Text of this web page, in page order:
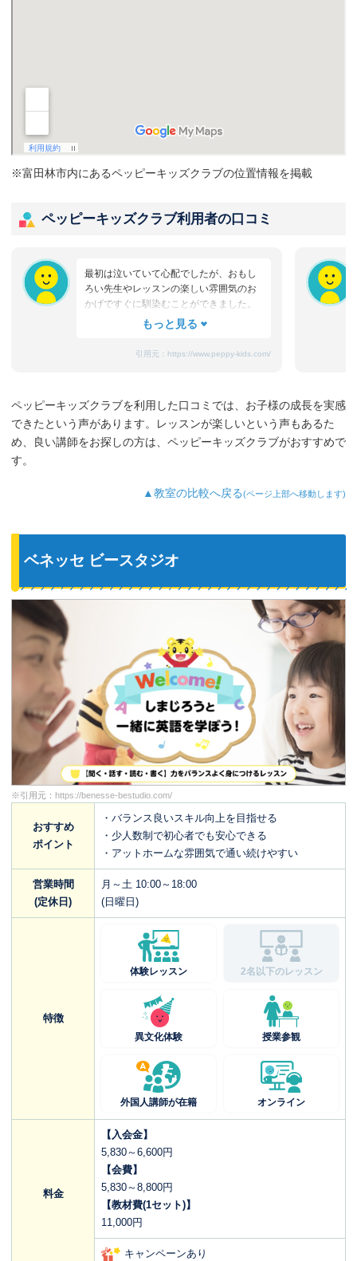
※富田林市内にあるペッピーキッズクラブの位置情報を掲載
ペッピーキッズクラブ利用者の口コミ
最初は泣いていて心配でしたが、おもし
ろい先生やレッスンの楽しい雰囲気のお
かげですぐに馴染むことができました。
たまにママと離れるときに嫌がることも
れ、お迎えのときはいつも笑顔です。
3歳児を飽きさせない充実したレッスンだ
と思います。うちの子は特に歌やダンス
が好きなようで、よく「Hello～♪」と歌
ど、色んなものを英語で教えてくれるよ
うになり、英語が身についてきているの
引用元： https://www.peppy-kids.com/
ペッピーキッズクラブを利用した口コミでは、お子様の成長を実感
できたという声があります。レッスンが楽しいという声もあるた
め、良い講師をお探しの方は、ペッピーキッズクラブがおすすめで
す。
▲教室の比較へ戻る(ページ上部へ移動します)
ベネッセ ビースタジオ
※引用元： https://benesse-bestudio.com/
おすすめ
ポイント
・バランス良いスキル向上を目指せる
・少人数制で初心者でも安心できる
・アットホームな雰囲気で通い続けやすい
営業時間
(定休日)
月～土 10:00～18:00
(日曜日)
特徴
体験レッスン 2名以下のレッスン
異文化体験 授業参観
外国人講師が在籍 オンライン
料金
【入会金】
5,830～6,600円
【会費】
5,830～8,800円
【教材費(1セット)】
11,000円
キャンペーンあり